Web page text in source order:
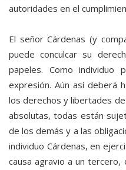
autoridades en el
El señor Cárdenas (y
puede conculcar su
papeles. Como individuo
expresión. Aún así deberá
los derechos y libertades
absolutas, todas están
de los demás y a las
individuo Cárdenas, en
causa agravio a un